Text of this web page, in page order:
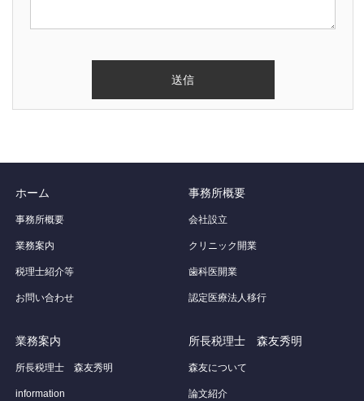
ホーム
事務所概要
業務案内
税理士紹介等
お問い合わせ
事務所概要
会社設立
クリニック開業
歯科医開業
認定医療法人移行
業務案内
所長税理士 森友秀明
information
所長税理士 森友秀明
森友について
論文紹介